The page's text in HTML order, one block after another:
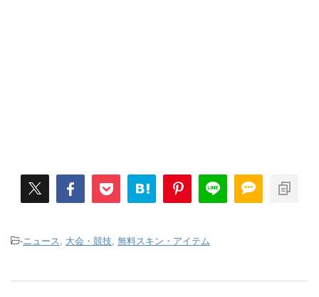
-ニュース, 大会・競技, 無料スキン・アイテム